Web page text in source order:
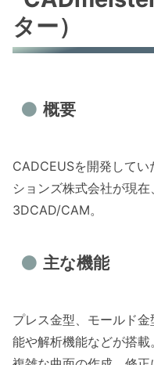
ター）
概要
CADCEUSを開発して
ションズ株式会社が現
3DCAD/CAM。
主な機能
プレス金型、モールド
能や解析機能などが搭載。